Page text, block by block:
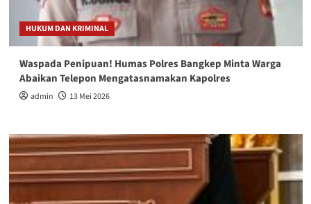
HUKUM DAN KRIMINAL
Waspada Penipuan! Humas Polres Bangkep Minta Warga
Abaikan Telepon Mengatasnamakan Kapolres
admin 13 Mei 2026